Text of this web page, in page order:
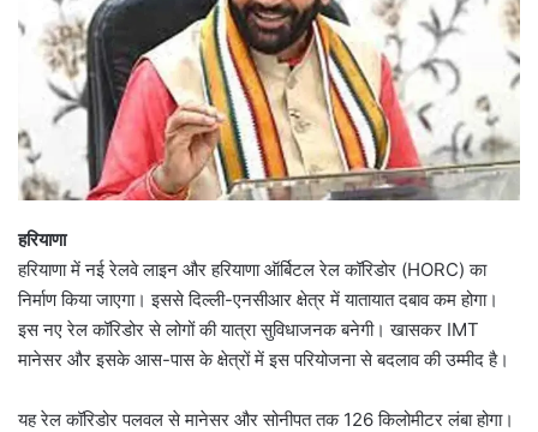
हरियाणा
हरियाणा में नई रेलवे लाइन और हरियाणा ऑर्बिटल रेल कॉरिडोर (HORC) का
निर्माण किया जाएगा। इससे दिल्ली-एनसीआर क्षेत्र में यातायात दबाव कम होगा।
इस नए रेल कॉरिडोर से लोगों की यात्रा सुविधाजनक बनेगी। खासकर IMT
मानेसर और इसके आस-पास के क्षेत्रों में इस परियोजना से बदलाव की उम्मीद है।
यह रेल कॉरिडोर पलवल से मानेसर और सोनीपत तक 126 किलोमीटर लंबा होगा।